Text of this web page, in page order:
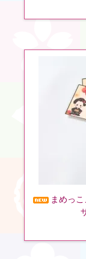
まめっ